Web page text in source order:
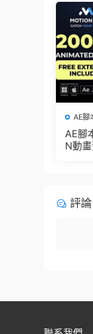
AE腳
AE腳
N動
評論